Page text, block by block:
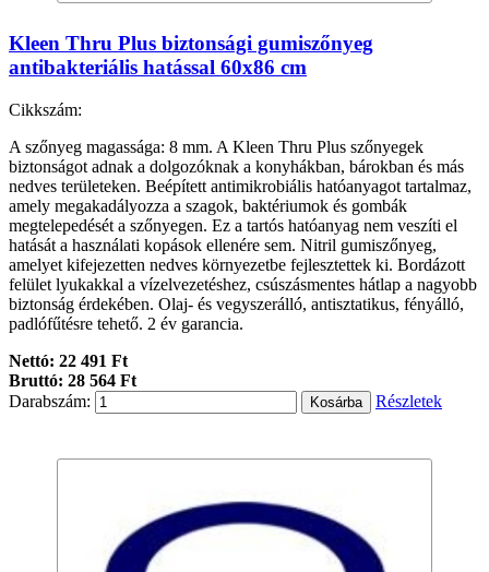
Kleen Thru Plus biztonsági gumiszőnyeg
antibakteriális hatással 60x86 cm
Cikkszám:
A szőnyeg magassága: 8 mm. A Kleen Thru Plus szőnyegek
biztonságot adnak a dolgozóknak a konyhákban, bárokban és más
nedves területeken. Beépített antimikrobiális hatóanyagot tartalmaz,
amely megakadályozza a szagok, baktériumok és gombák
megtelepedését a szőnyegen. Ez a tartós hatóanyag nem veszíti el
hatását a használati kopások ellenére sem. Nitril gumiszőnyeg,
amelyet kifejezetten nedves környezetbe fejlesztettek ki. Bordázott
felület lyukakkal a vízelvezetéshez, csúszásmentes hátlap a nagyobb
biztonság érdekében. Olaj- és vegyszerálló, antisztatikus, fényálló,
padlófűtésre tehető. 2 év garancia.
Nettó: 22 491 Ft
Bruttó: 28 564 Ft
Darabszám:
Részletek